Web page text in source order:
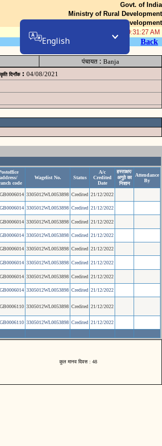
Govt. of India
Ministry of Rural Development
Department of Rural Development
06-Aug-2026 09:31:27 AM
Back
पंचायत: Banja
दिनॉंक : 04/08/2021
address/
code
Wagelist No. Status
A/c
Credited
Date
हस्ताक्षर/
अगुठे का
निशान
Attendance
By
3305012WL0053898 Credited 21/12/2022
3305012WL0053898 Credited 21/12/2022
3305012WL0053898 Credited 21/12/2022
3305012WL0053898 Credited 21/12/2022
3305012WL0053898 Credited 21/12/2022
3305012WL0053898 Credited 21/12/2022
3305012WL0053898 Credited 21/12/2022
3305012WL0053898 Credited 21/12/2022
3305012WL0053898 Credited 21/12/2022
3305012WL0053898 Credited 21/12/2022
कुल मानव दिवस : 48
English